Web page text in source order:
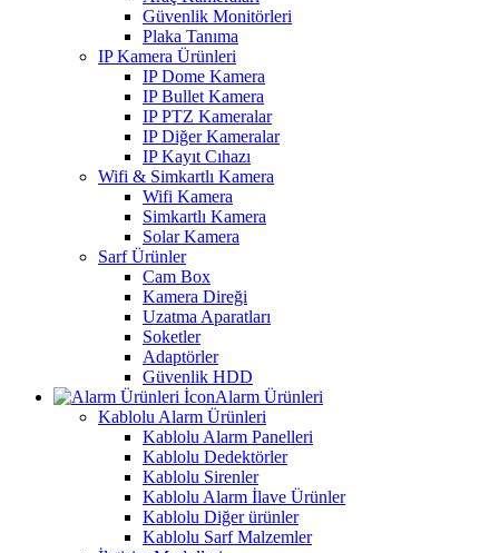
Güvenlik Monitörleri
Plaka Tanıma
IP Kamera Ürünleri
IP Dome Kamera
IP Bullet Kamera
IP PTZ Kameralar
IP Diğer Kameralar
IP Kayıt Cıhazı
Wifi & Simkartlı Kamera
Wifi Kamera
Simkartlı Kamera
Solar Kamera
Sarf Ürünler
Cam Box
Kamera Direği
Uzatma Aparatları
Soketler
Adaptörler
Güvenlik HDD
Alarm Ürünleri
Kablolu Alarm Ürünleri
Kablolu Alarm Panelleri
Kablolu Dedektörler
Kablolu Sirenler
Kablolu Alarm İlave Ürünler
Kablolu Diğer ürünler
Kablolu Sarf Malzemler